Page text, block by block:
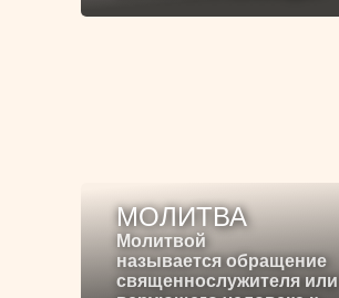
МОЛИТВА
Молитвой
называется обращение
священнослужителя или